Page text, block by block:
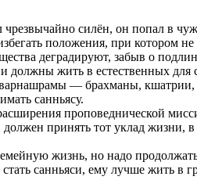
силён, он попал в
положения, при котором
деградируют, забыв о
жить в естественных для
— брахманы,
санньясу.
проповеднической
принять тот уклад жизни,
жизнь, но надо
санньяси, ему лучше жить